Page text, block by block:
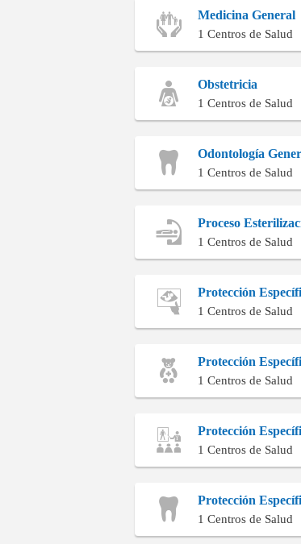
Medicina General
1 Centros de Salud
Obstetricia
1 Centros de Salud
Odontología
1 Centros de Salud
Proceso
1 Centros de Salud
Protección
1 Centros de Salud
Protección
1 Centros de Salud
Protección
1 Centros de Salud
Protección
1 Centros de Salud